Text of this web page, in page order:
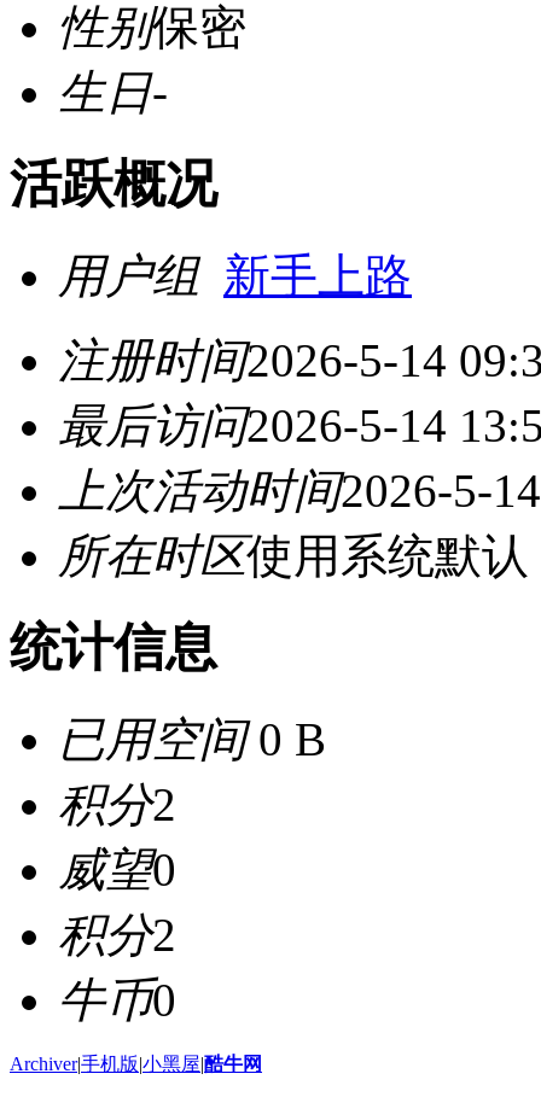
性别保密
生日-
活跃概况
用户组 新手上路
注册时间2026-5-14
最后访问2026-5-14
上次活动时间2026-5-
所在时区使用系统默认
统计信息
已用空间0 B
积分2
威望0
积分2
牛币0
Archiver|手机版|小黑屋|酷牛网